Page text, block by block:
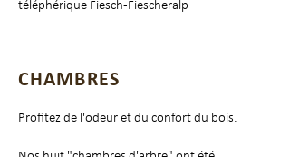
téléphérique Fiesch-Fiescheralp
CHAMBRES
Profitez de l'odeur et du confort du bois.